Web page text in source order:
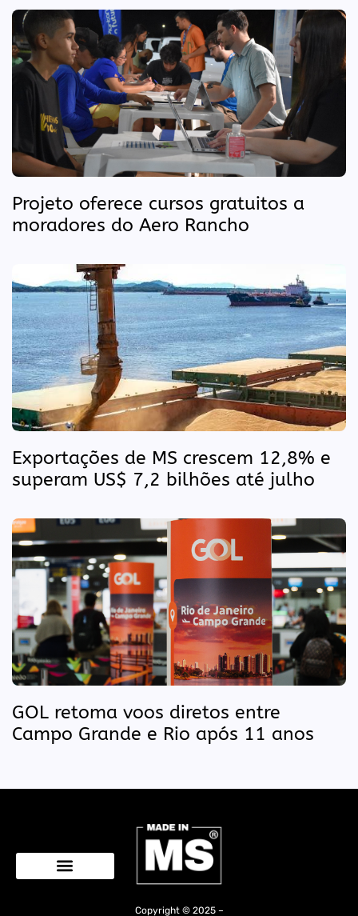
Projeto oferece cursos gratuitos a
moradores do Aero Rancho
Exportações de MS crescem 12,8% e
superam US$ 7,2 bilhões até julho
GOL retoma voos diretos entre
Campo Grande e Rio após 11 anos
Copyright © 2025 –